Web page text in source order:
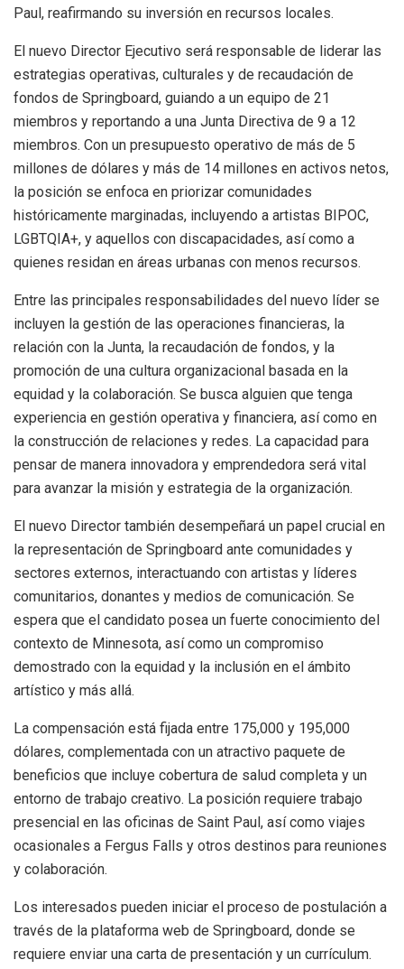
Paul, reafirmando su inversión en recursos locales.
El nuevo Director Ejecutivo será responsable de liderar las
estrategias operativas, culturales y de recaudación de
fondos de Springboard, guiando a un equipo de 21
miembros y reportando a una Junta Directiva de 9 a 12
miembros. Con un presupuesto operativo de más de 5
millones de dólares y más de 14 millones en activos netos,
la posición se enfoca en priorizar comunidades
históricamente marginadas, incluyendo a artistas BIPOC,
LGBTQIA+, y aquellos con discapacidades, así como a
quienes residan en áreas urbanas con menos recursos.
Entre las principales responsabilidades del nuevo líder se
incluyen la gestión de las operaciones financieras, la
relación con la Junta, la recaudación de fondos, y la
promoción de una cultura organizacional basada en la
equidad y la colaboración. Se busca alguien que tenga
experiencia en gestión operativa y financiera, así como en
la construcción de relaciones y redes. La capacidad para
pensar de manera innovadora y emprendedora será vital
para avanzar la misión y estrategia de la organización.
El nuevo Director también desempeñará un papel crucial en
la representación de Springboard ante comunidades y
sectores externos, interactuando con artistas y líderes
comunitarios, donantes y medios de comunicación. Se
espera que el candidato posea un fuerte conocimiento del
contexto de Minnesota, así como un compromiso
demostrado con la equidad y la inclusión en el ámbito
artístico y más allá.
La compensación está fijada entre 175,000 y 195,000
dólares, complementada con un atractivo paquete de
beneficios que incluye cobertura de salud completa y un
entorno de trabajo creativo. La posición requiere trabajo
presencial en las oficinas de Saint Paul, así como viajes
ocasionales a Fergus Falls y otros destinos para reuniones
y colaboración.
Los interesados pueden iniciar el proceso de postulación a
través de la plataforma web de Springboard, donde se
requiere enviar una carta de presentación y un currículum.